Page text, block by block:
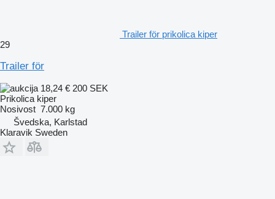
Trailer för prikolica kiper
29
Trailer för
18,24 € 200 SEK
Prikolica kiper
Nosivost 7.000 kg
Švedska, Karlstad
Klaravik Sweden